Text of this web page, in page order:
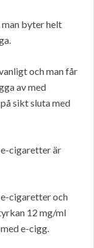
byter helt
och man får
av med
sikt sluta med
cigaretter är
cigaretter och
12 mg/ml
e-cigg.